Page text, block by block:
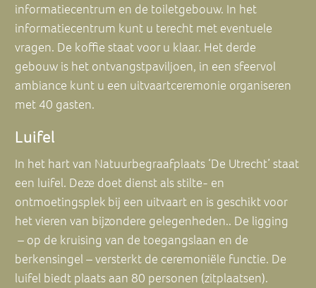
informatiecentrum en de toiletgebouw. In het
informatiecentrum kunt u terecht met eventuele
vragen. De koffie staat voor u klaar. Het derde
gebouw is het ontvangstpaviljoen, in een sfeervol
ambiance kunt u een uitvaartceremonie organiseren
met 40 gasten.
Luifel
In het hart van Natuurbegraafplaats ‘De Utrecht’ staat
een luifel. Deze doet dienst als stilte- en
ontmoetingsplek bij een uitvaart en is geschikt voor
het vieren van bijzondere gelegenheden.. De ligging
– op de kruising van de toegangslaan en de
berkensingel – versterkt de ceremoniële functie. De
luifel biedt plaats aan 80 personen (zitplaatsen).